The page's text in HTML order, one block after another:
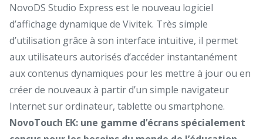
NovoDS Studio Express est le nouveau logiciel
d’affichage dynamique de Vivitek. Très simple
d’utilisation grâce à son interface intuitive, il permet
aux utilisateurs autorisés d’accéder instantanément
aux contenus dynamiques pour les mettre à jour ou en
créer de nouveaux à partir d’un simple navigateur
Internet sur ordinateur, tablette ou smartphone.
NovoTouch EK: une gamme d’écrans spécialement